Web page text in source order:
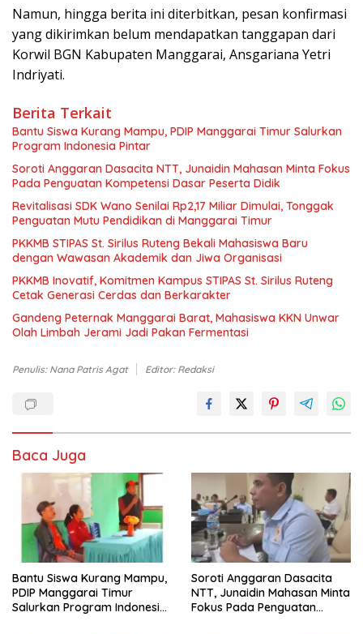
Namun, hingga berita ini diterbitkan, pesan konfirmasi
yang dikirimkan belum mendapatkan tanggapan dari
Korwil BGN Kabupaten Manggarai, Ansgariana Yetri
Indriyati.
Berita Terkait
Bantu Siswa Kurang Mampu, PDIP Manggarai Timur Salurkan
Program Indonesia Pintar
Soroti Anggaran Dasacita NTT, Junaidin Mahasan Minta Fokus
Pada Penguatan Kompetensi Dasar Peserta Didik
Revitalisasi SDK Wano Senilai Rp2,17 Miliar Dimulai, Tonggak
Penguatan Mutu Pendidikan di Manggarai Timur
PKKMB STIPAS St. Sirilus Ruteng Bekali Mahasiswa Baru
dengan Wawasan Akademik dan Jiwa Organisasi
PKKMB Inovatif, Komitmen Kampus STIPAS St. Sirilus Ruteng
Cetak Generasi Cerdas dan Berkarakter
Gandeng Peternak Manggarai Barat, Mahasiswa KKN Unwar
Olah Limbah Jerami Jadi Pakan Fermentasi
Penulis: Nana Patris Agat Editor: Redaksi
Baca Juga
Bantu Siswa Kurang Mampu,
PDIP Manggarai Timur
Salurkan Program Indonesia
Soroti Anggaran Dasacita
NTT, Junaidin Mahasan Minta
Fokus Pada Penguatan